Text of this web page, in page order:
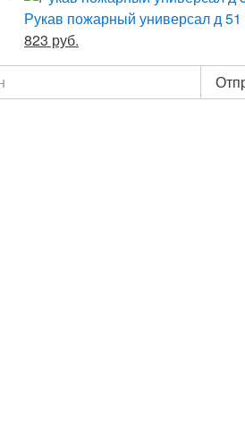
Рукав пожарный универсал д 51
823 руб.